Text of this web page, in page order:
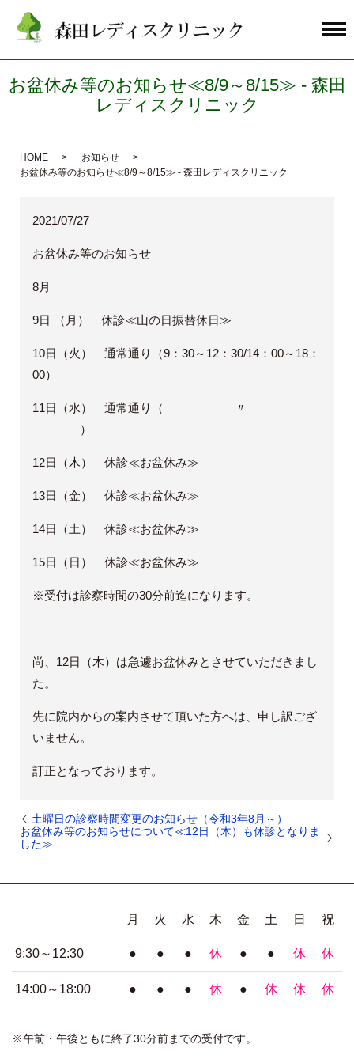
お盆休み等のお知らせ≪8/9～8/15≫ - 森田
レディスクリニック
HOME
お知らせ
お盆休み等のお知らせ≪8/9～8/15≫ - 森田レディスクリニック
2021/07/27
お盆休み等のお知らせ
8月
9日 （月） 休診≪山の日振替休日≫
10日（火） 通常通り（9：30～12：30/14：00～18：
00）
11日（水） 通常通り（ 〃
）
12日（木） 休診≪お盆休み≫
13日（金） 休診≪お盆休み≫
14日（土） 休診≪お盆休み≫
15日（日） 休診≪お盆休み≫
※受付は診察時間の30分前迄になります。
尚、12日（木）は急遽お盆休みとさせていただきまし
た。
先に院内からの案内させて頂いた方へは、申し訳ござ
いません。
訂正となっております。
土曜日の診察時間変更のお知らせ（令和3年8月～）
お盆休み等のお知らせについて≪12日（木）も休診となりま
した≫
月 火 水 木 金 土 日 祝
9:30～12:30 ● ● ● 休 ● ● 休 休
14:00～18:00 ● ● ● 休 ● 休 休 休
※午前・午後ともに終了30分前までの受付です。